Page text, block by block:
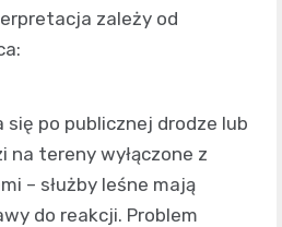
zależy od
się po publicznej drodze lub
na tereny wyłączone z
– służby leśne mają
do reakcji. Problem